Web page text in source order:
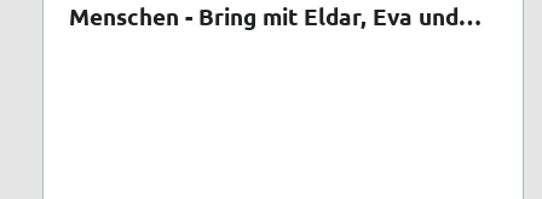
Menschen - Bring mit Eldar, Eva und